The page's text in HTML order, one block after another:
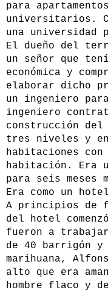
para
universitarios.
una universidad
El dueño del
un señor que
económica y
elaborar dicho
un ingeniero
ingeniero
construcción
tres niveles y
habitaciones con
habitación. Era
para seis meses
Era como un
A principios de
del hotel
fueron a trabajar
de 40 barrigón y
marihuana,
alto que era
hombre flaco y